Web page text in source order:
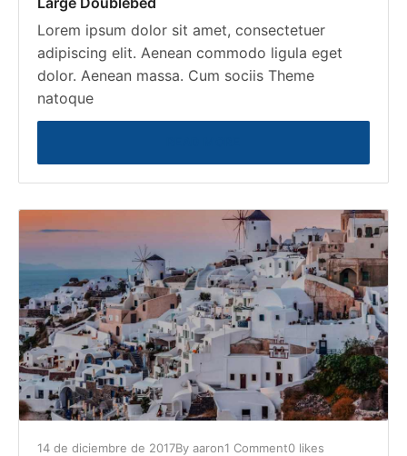
Lorem ipsum dolor sit amet, consectetuer
adipiscing elit. Aenean commodo ligula eget
dolor. Aenean massa. Cum sociis Theme
natoque
14 de diciembre de 2017By aaron1 Comment0 likes